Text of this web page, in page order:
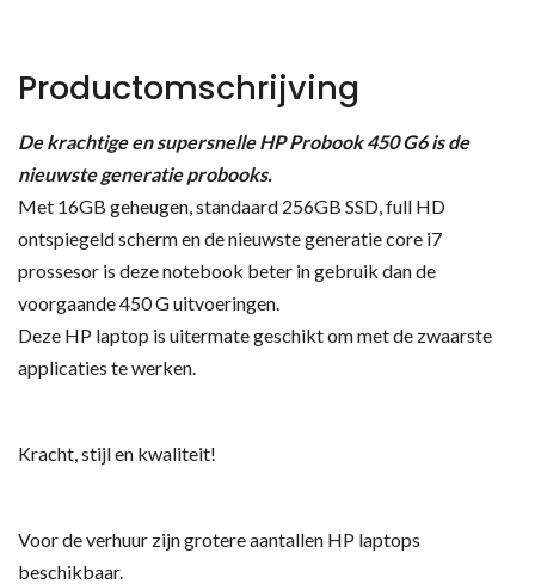
Productomschrijving
De krachtige en supersnelle HP Probook 450 G6 is de
nieuwste generatie probooks.
Met 16GB geheugen, standaard 256GB SSD, full HD
ontspiegeld scherm en de nieuwste generatie core i7
prossesor is deze notebook beter in gebruik dan de
voorgaande 450 G uitvoeringen.
Deze HP laptop is uitermate geschikt om met de zwaarste
applicaties te werken.
Kracht, stijl en kwaliteit!
Voor de verhuur zijn grotere aantallen HP laptops
beschikbaar.